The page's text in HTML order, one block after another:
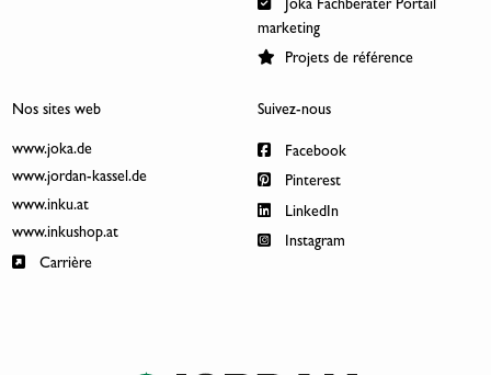
Joka Fachberater Portail
marketing
Projets de référence
Nos sites web
www.joka.de
www.jordan-kassel.de
www.inku.at
www.inkushop.at
Carrière
Suivez-nous
Facebook
Pinterest
LinkedIn
Instagram